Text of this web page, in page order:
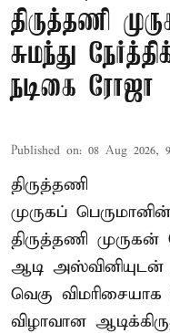
திருத்தணி
சுமந்து
நடிகை ரோஜா
Published on: 08 Aug 2026,
திருத்தணி
முருகப்
திருத்தணி
ஆடி அஸ்வினியுடன்
வெகு
விழாவான